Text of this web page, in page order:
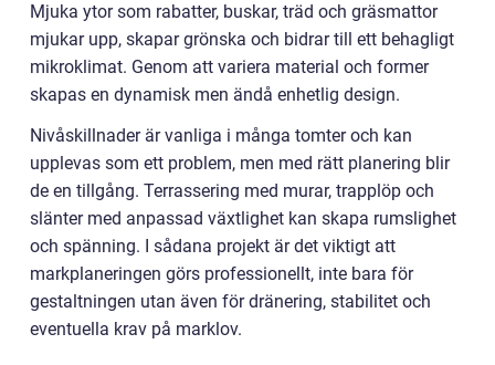
Mjuka ytor som rabatter, buskar, träd och gräsmattor
mjukar upp, skapar grönska och bidrar till ett behagligt
mikroklimat. Genom att variera material och former
skapas en dynamisk men ändå enhetlig design.
Nivåskillnader är vanliga i många tomter och kan
upplevas som ett problem, men med rätt planering blir
de en tillgång. Terrassering med murar, trapplöp och
slänter med anpassad växtlighet kan skapa rumslighet
och spänning. I sådana projekt är det viktigt att
markplaneringen görs professionellt, inte bara för
gestaltningen utan även för dränering, stabilitet och
eventuella krav på marklov.